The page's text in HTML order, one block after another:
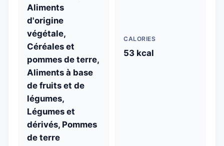
Aliments
d'origine
végétale,
Céréales et
pommes de terre,
Aliments à base
de fruits et de
légumes,
Légumes et
dérivés, Pommes
de terre
CALORIES
53 kcal